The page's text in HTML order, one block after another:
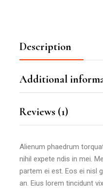
Description
Additional
Reviews (1)
Alienum phaedrum
nihil expete ndis in mei.
partem ei est. Eos ei nisl
an. Eius lorem tincidunt